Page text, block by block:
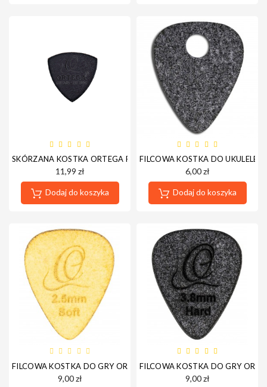
SKÓRZANA KOSTKA ORTEGA PICK-ASS CZARNA
11,99 zł
Dodaj do koszyka
FILCOWA KOSTKA DO UKULELE
6,00 zł
Dodaj do koszyka
FILCOWA KOSTKA DO GRY ORTEGA OGP-FTS
9,00 zł
FILCOWA KOSTKA DO GRY
9,00 zł